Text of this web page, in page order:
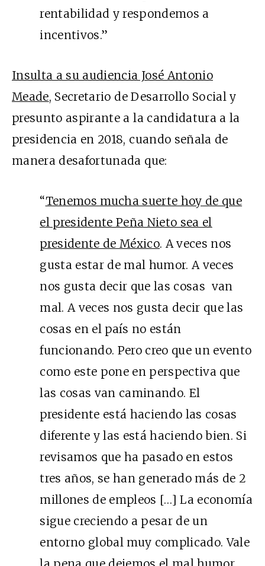
rentabilidad y respondemos a
incentivos.”
Insulta a su audiencia José Antonio
Meade, Secretario de Desarrollo Social y
presunto aspirante a la candidatura a la
presidencia en 2018, cuando señala de
manera desafortunada que:
“Tenemos mucha suerte hoy de que
el presidente Peña Nieto sea el
presidente de México. A veces nos
gusta estar de mal humor. A veces
nos gusta decir que las cosas van
mal. A veces nos gusta decir que las
cosas en el país no están
funcionando. Pero creo que un evento
como este pone en perspectiva que
las cosas van caminando. El
presidente está haciendo las cosas
diferente y las está haciendo bien. Si
revisamos que ha pasado en estos
tres años, se han generado más de 2
millones de empleos […] La economía
sigue creciendo a pesar de un
entorno global muy complicado. Vale